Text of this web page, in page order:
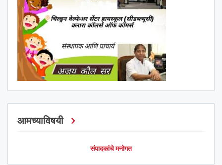
आमच्याविषयी
संपादकांचे मनोगत